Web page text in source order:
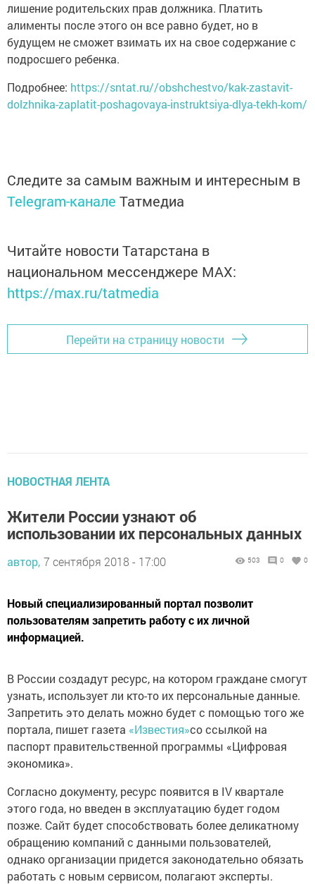
лишение родительских прав должника. Платить
алименты после этого он все равно будет, но в
будущем не сможет взимать их на свое содержание с
подросшего ребенка.
Подробнее: https://sntat.ru//obshchestvo/kak-zastavit-
dolzhnika-zaplatit-poshagovaya-instruktsiya-dlya-tekh-kom/
Следите за самым важным и интересным в
Telegram-канале Татмедиа
Читайте новости Татарстана в
национальном мессенджере MАХ:
https://max.ru/tatmedia
Перейти на страницу новости
НОВОСТНАЯ ЛЕНТА
Жители России узнают об
использовании их персональных данных
автор, 7 сентября 2018 - 17:00 503 0 0
Новый специализированный портал позволит
пользователям запретить работу с их личной
информацией.
В России создадут ресурс, на котором граждане смогут
узнать, использует ли кто-то их персональные данные.
Запретить это делать можно будет с помощью того же
портала, пишет газета «Известия»со ссылкой на
паспорт правительственной программы «Цифровая
экономика».
Согласно документу, ресурс появится в IV квартале
этого года, но введен в эксплуатацию будет годом
позже. Сайт будет способствовать более деликатному
обращению компаний с данными пользователей,
однако организации придется законодательно обязать
работать с новым сервисом, полагают эксперты.